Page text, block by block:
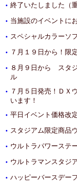
・ 終了いたしました（
・ 当施設のイベントに
・ スペシャルカラーソ
・ ７月１９日から！限
・ ８月９日から スタ
ル
・
７月５日発売！ＤＸ
います！
・ 平日イベント価格改
・ スタジアム限定商品
・ ウルトラパワーステ
・ ウルトラマンスタジ
・ ハッピーバースデー